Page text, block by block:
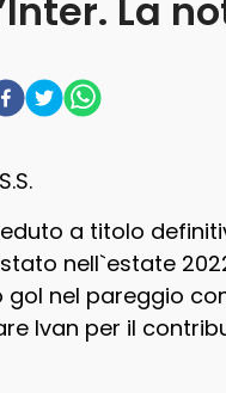
La
a titolo
nell`estate
nel pareggio
Ivan per il